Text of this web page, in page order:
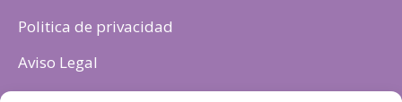
Politica de privacidad
Aviso Legal
Política de cookies